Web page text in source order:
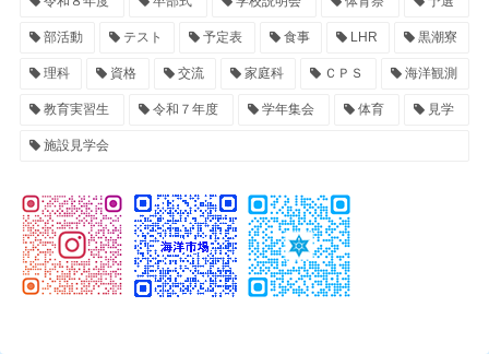
部活動 テスト 予定表 食事 LHR 黒潮寮
理科 資格 交流 家庭科 ＣＰＳ 海洋観測
教育実習生 令和７年度 学年集会 体育 見学
施設見学会